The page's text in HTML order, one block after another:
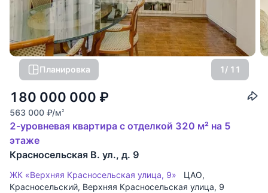
Планировка 1/ 11
180 000 000 ₽
563 000 ₽/м2
2-уровневая квартира с отделкой 320 м² на 5
этаже
Красносельская В. ул., д. 9
ЖК «Верхняя Красносельская улица, 9» ЦАО,
Красносельский, Верхняя Красносельская улица, 9